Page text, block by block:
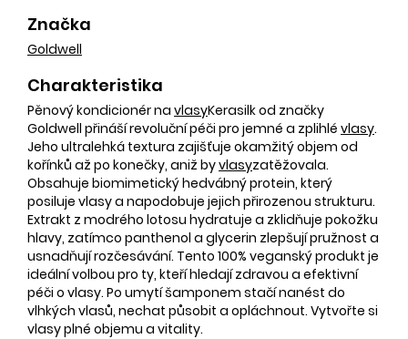
Značka
Goldwell
Charakteristika
Pěnový kondicionér na vlasyKerasilk od značky
Goldwell přináší revoluční péči pro jemné a zplihlé vlasy.
Jeho ultralehká textura zajišťuje okamžitý objem od
kořínků až po konečky, aniž byvlasyzatěžovala.
Obsahuje biomimetický hedvábný protein, který
posiluje vlasy a napodobuje jejich přirozenou strukturu.
Extrakt z modrého lotosu hydratuje a zklidňuje pokožku
hlavy, zatímco panthenol a glycerin zlepšují pružnost a
usnadňují rozčesávání. Tento 100% veganský produkt je
ideální volbou pro ty, kteří hledají zdravou a efektivní
péči o vlasy. Po umytí šamponem stačí nanést do
vlhkých vlasů, nechat působit a opláchnout. Vytvořte si
vlasy plné objemu a vitality.